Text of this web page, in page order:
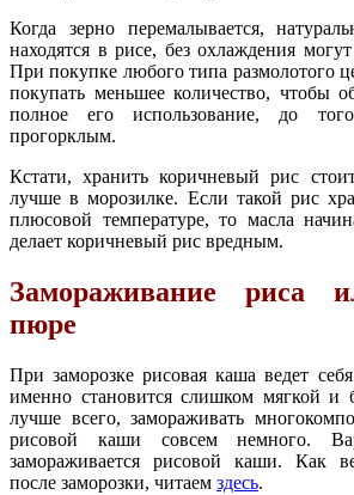
Когда зерно перемалывается,
находятся в рисе, без охлаждения
При покупке любого типа размолотого
покупать меньшее количество, чтобы
полное его использование, до
прогорклым.
Кстати, хранить коричневый рис
лучше в морозилке. Если такой рис
плюсовой температуре, то масла
делает коричневый рис вредным.
Замораживание риса
пюре
При заморозке рисовая каша ведет
именно становится слишком мягкой и
лучше всего, замораживать
рисовой каши совсем немного.
замораживается рисовой каши. Как
после заморозки, читаем здесь.